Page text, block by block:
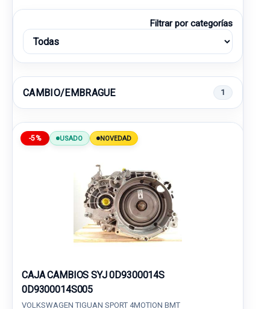
Filtrar por categorías
CAMBIO/EMBRAGUE 1
-5% USADO NOVEDAD
CAJA CAMBIOS SYJ 0D9300014S
0D9300014S005
VOLKSWAGEN TIGUAN SPORT 4MOTION BMT